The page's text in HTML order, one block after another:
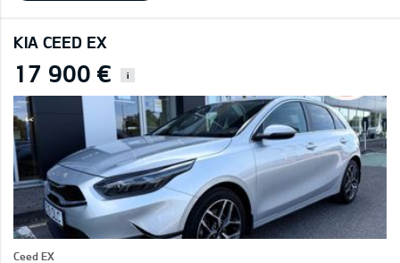
KIA CEED EX
17 900 € i
Ceed EX